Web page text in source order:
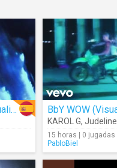
Bebiendo Lágrimas (Visualizer) BbY WOW
KAROL G, Judeline
15 horas | 0 jugadas
PabloBiel